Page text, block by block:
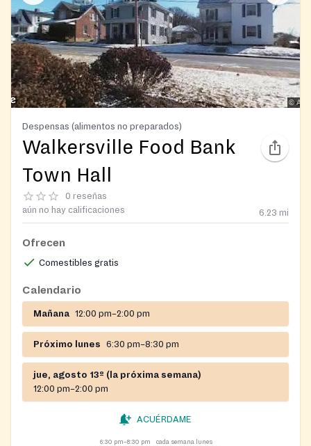
Despensas (alimentos no preparados)
Walkersville Food Bank
Town Hall
0 reseñas
aún no hay calificaciones
6.23 mi
Ofrecen
Comestibles gratis
Calendario
Mañana 12:00 pm–2:00 pm
Próximo lunes 6:30 pm–8:30 pm
jue, agosto 13º (la próxima semana)
12:00 pm–2:00 pm
ACUÉRDAME
6:30 pm–8:30 pm
cada semana lunes